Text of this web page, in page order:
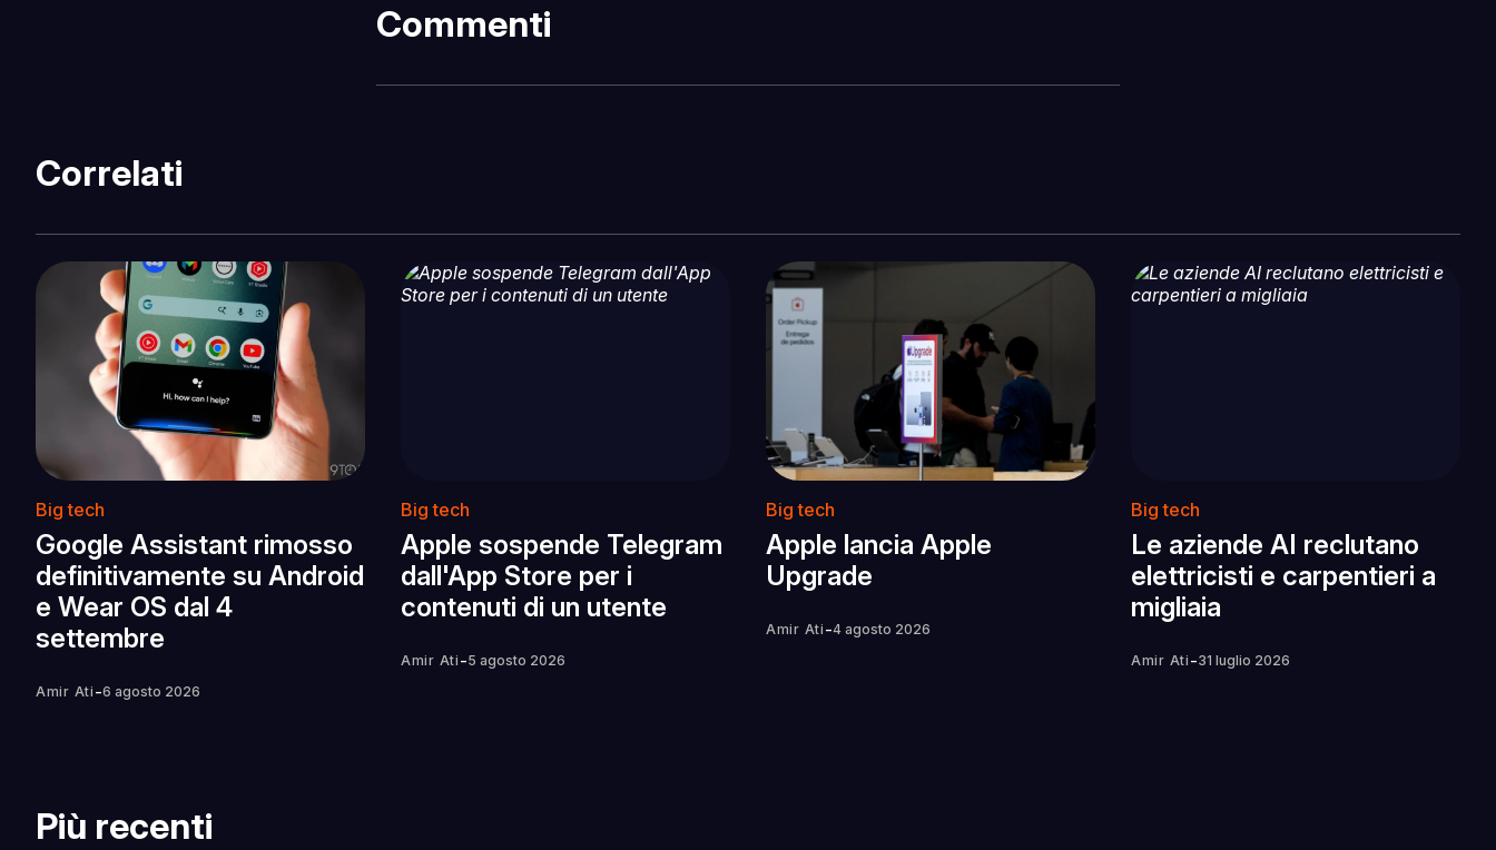
Commenti
Correlati
Big tech
Google Assistant rimosso
definitivamente su Android
e Wear OS dal 4
settembre
Amir Ati -6 agosto 2026
Big tech
Apple sospende Telegram
dall'App Store per i
contenuti di un utente
Amir Ati -5 agosto 2026
Big tech
Apple lancia Apple
Upgrade
Amir Ati -4 agosto 2026
Big tech
Le aziende AI reclutano
elettricisti e carpentieri a
migliaia
Amir Ati -31 luglio 2026
Più recenti